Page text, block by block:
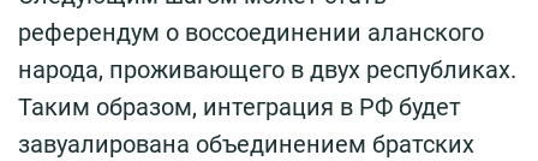
референдум о воссоединении аланского
народа, проживающего в двух республиках.
Таким образом, интеграция в РФ будет
завуалирована объединением братских